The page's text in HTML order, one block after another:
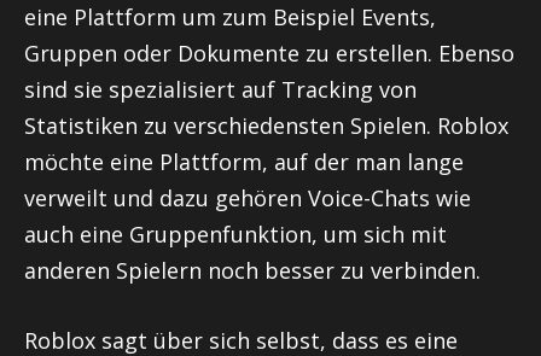
eine Plattform um zum Beispiel Events,
Gruppen oder Dokumente zu erstellen. Ebenso
sind sie spezialisiert auf Tracking von
Statistiken zu verschiedensten Spielen. Roblox
möchte eine Plattform, auf der man lange
verweilt und dazu gehören Voice-Chats wie
auch eine Gruppenfunktion, um sich mit
anderen Spielern noch besser zu verbinden.
Roblox sagt über sich selbst, dass es eine